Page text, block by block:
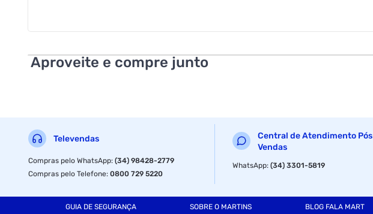
Aproveite e compre junto
Televendas
Compras pelo WhatsApp:(34) 98428-2779
Compras pelo Telefone:0800 729 5220
Central de Atendimento Pós
Vendas
WhatsApp:(34) 3301-5819
GUIA DE SEGURANÇA SOBRE O MARTINS BLOG FALA MART